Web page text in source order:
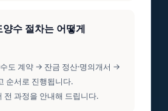
수 절차는 어떻게
도 계약 → 잔금 정산·명의개서 →
순서로 진행됩니다.
전 과정을 안내해 드립니다.